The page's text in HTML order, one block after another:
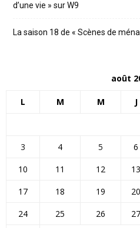
d’une vie » sur W9
La saison 18 de « Scènes de
août
L M M J
3
4 5 6
10
11 12 13
17
18 19 20
24
25 26 27